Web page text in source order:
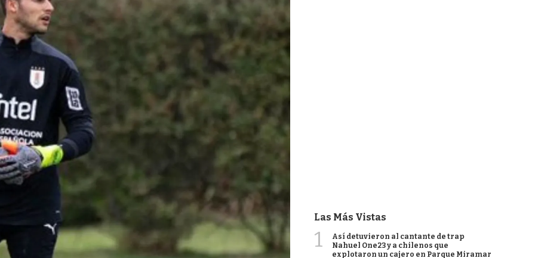
Las Más Vistas
1
Así detuvieron al cantante de trap
Nahuel One23 y a chilenos que
explotaron un cajero en Parque Miramar